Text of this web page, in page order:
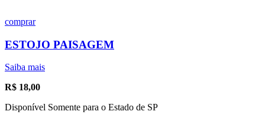
comprar
ESTOJO PAISAGEM
Saiba mais
R$ 18,00
Disponível Somente para o Estado de SP